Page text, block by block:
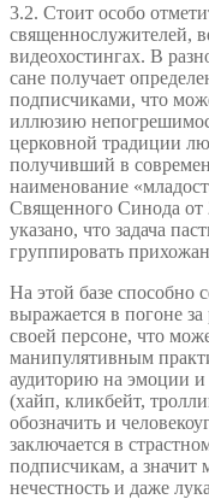
3.2. Стоит особо
священнослужителей,
видеохостингах. В
сане получает
подписчиками, что
иллюзию
церковной традиции
получивший в
наименование
Священного Синода от
указано, что задача
группировать
На этой базе способно
выражается в погоне
своей персоне, что
манипулятивным
аудиторию на эмоции и
(хайп, кликбейт,
обозначить и
заключается в
подписчикам, а значит
нечестность и даже